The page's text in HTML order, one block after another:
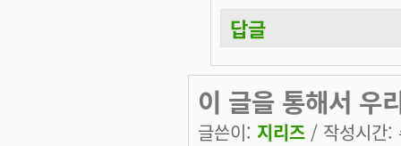
답글
이 글을 통해서 우
글쓴이: 지리즈 / 작성시간